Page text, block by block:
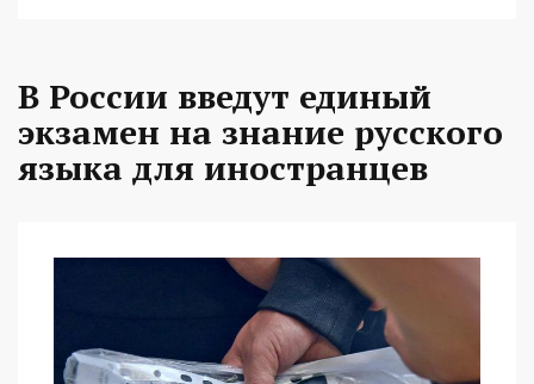
В России введут единый
экзамен на знание русского
языка для иностранцев